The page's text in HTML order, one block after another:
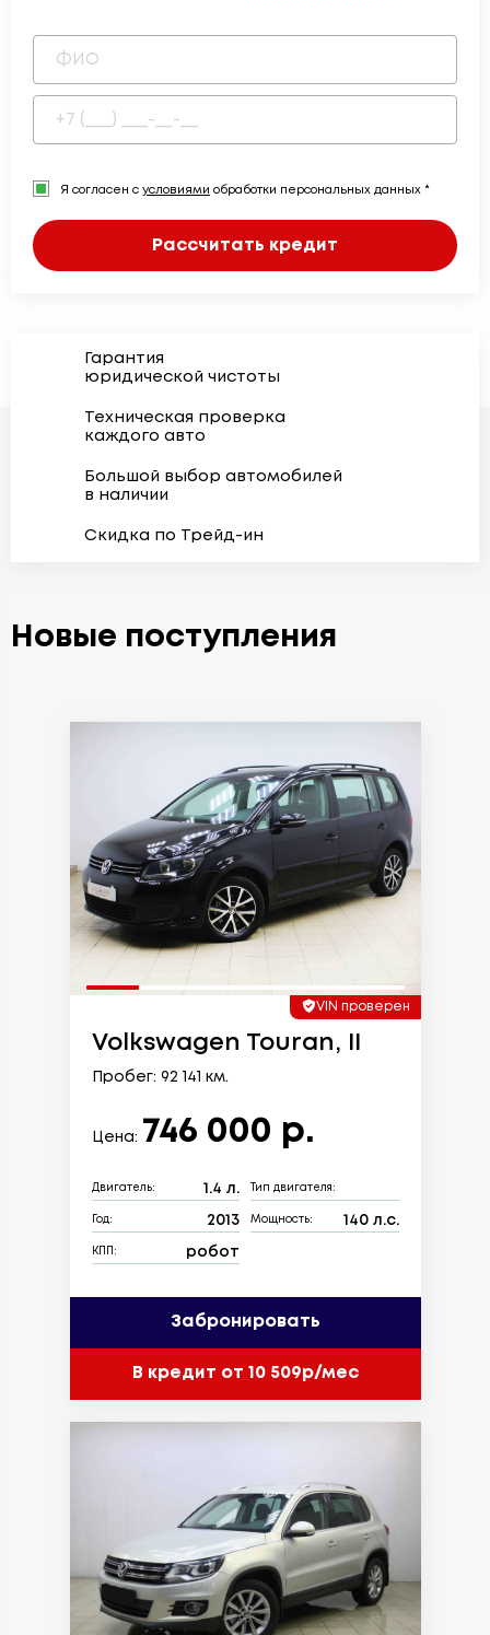
Я согласен с условиями обработки персональных данных *
Рассчитать кредит
Гарантия
юридической чистоты
Техническая проверка
каждого авто
Большой выбор автомобилей
в наличии
Скидка по Трейд-ин
Новые поступления
VIN проверен
Volkswagen Touran, II
Пробег: 92 141 км.
Цена: 746 000 р.
Двигатель: 1.4 л. Тип двигателя:
Год: 2013 Мощность: 140 л.с.
КПП: робот
Забронировать
В кредит от 10 509р/мес